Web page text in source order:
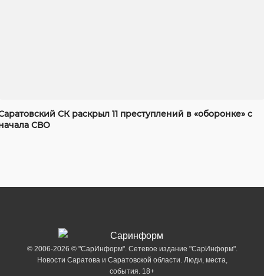
СК раскрыл 11 преступлений в «оборонке» с
СВО
© 2006-2026 © "СарИнформ". Сетевое издание "СарИнформ".
Новости Саратова и Саратовской области. Люди, места,
события. 18+